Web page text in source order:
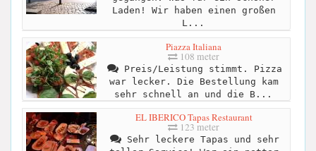
Laden! Wir haben einen großen
L...
Piazza Italiana
108 meter
Preis/Leistung stimmt. Pizza
war lecker. Die Bestellung kam
sehr schnell an und die B...
EL IBERICO Tapas Restaurant
123 meter
Sehr leckere Tapas und sehr